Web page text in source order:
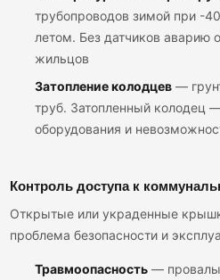
трубопроводов зимой при -
летом. Без датчиков
жильцов
Затопление колодцев—
труб. Затопленный колодец
оборудования и
Контроль доступа к
Открытые или украденные
проблема безопасности и
Травмоопасность— провалы